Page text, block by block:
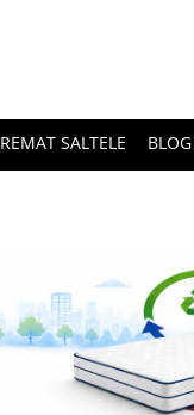
REMAT SALTELE BLOG